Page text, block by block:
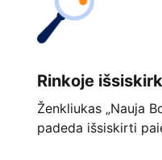
Rinkoje
Ženkliukas „Nauja
padeda išsiskirti